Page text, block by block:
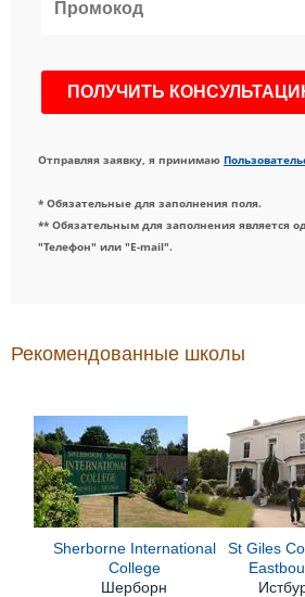
Отправляя заявку, я принимаю
* Обязательные для заполнения поля.
** Обязательным для заполнения является
"Телефон" или "E-mail".
Рекомендованные школы
Sherborne International
College
Шерборн
St Giles